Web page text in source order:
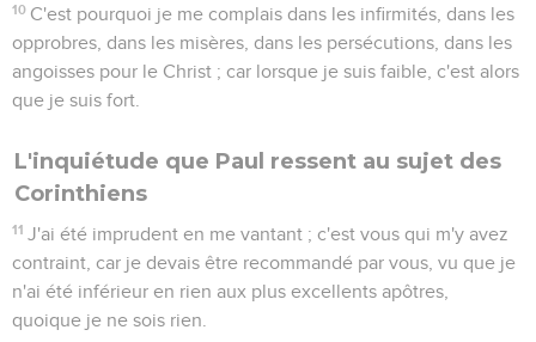
10 C'est pourquoi je me complais dans les infirmités, dans les
opprobres, dans les misères, dans les persécutions, dans les
angoisses pour le Christ ; car lorsque je suis faible, c'est alors
que je suis fort.
L'inquiétude que Paul ressent au sujet des
Corinthiens
11 J'ai été imprudent en me vantant ; c'est vous qui m'y avez
contraint, car je devais être recommandé par vous, vu que je
n'ai été inférieur en rien aux plus excellents apôtres,
quoique je ne sois rien.